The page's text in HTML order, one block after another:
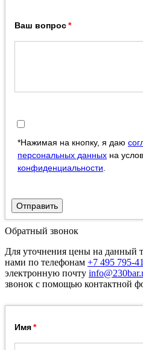
Ваш вопрос
*Нажимая на кнопку, я даю
персональных данных на
конфиденциальности
Отправить
Обратный звонок
Для уточнения цены на данный
нами по телефонам +7 495 795-
электронную почту
звонок с помощью контактной
Имя